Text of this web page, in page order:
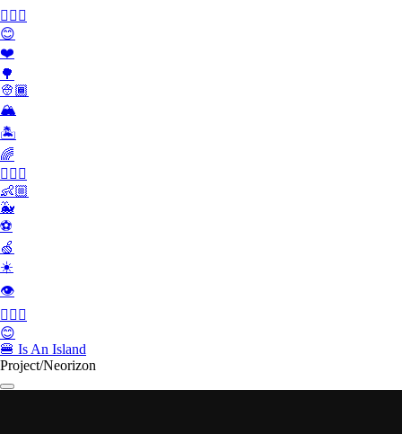
👮🏻‍♂️
😊
❤️
🌳
👳🏾
🏔
🏝
🌈
🏄🏾‍♀️
👶🏼
🐳
⚽️
🍏
☀️
👁
👮🏻‍♂️
😊
🍔 Is An Island
Project/Neorizon